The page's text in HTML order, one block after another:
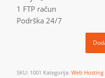
1 FTP račun
Podrška 24/7
SKU: 1001 Kategorija: Web Hosting